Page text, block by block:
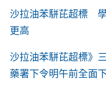
沙拉油苯駢芘超標
更高
沙拉油苯駢芘超標》
藥署下令明午前全面